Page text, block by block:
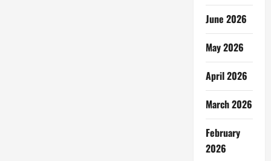
June 2026
May 2026
April 2026
March 2026
February
2026